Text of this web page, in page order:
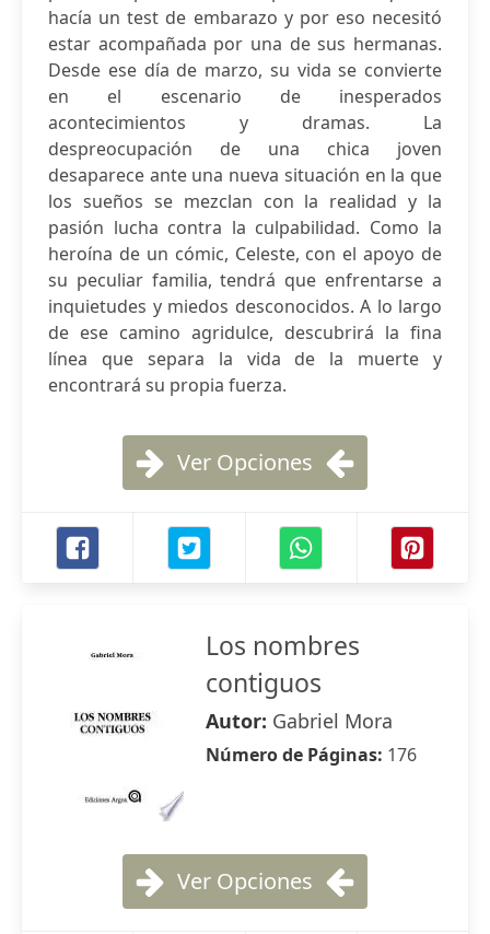
hacía un test de embarazo y por eso necesitó
estar acompañada por una de sus hermanas.
Desde ese día de marzo, su vida se convierte
en el escenario de inesperados
acontecimientos y dramas. La
despreocupación de una chica joven
desaparece ante una nueva situación en la que
los sueños se mezclan con la realidad y la
pasión lucha contra la culpabilidad. Como la
heroína de un cómic, Celeste, con el apoyo de
su peculiar familia, tendrá que enfrentarse a
inquietudes y miedos desconocidos. A lo largo
de ese camino agridulce, descubrirá la fina
línea que separa la vida de la muerte y
encontrará su propia fuerza.
Ver Opciones
Los nombres
contiguos
Autor: Gabriel Mora
Número de Páginas: 176
Ver Opciones